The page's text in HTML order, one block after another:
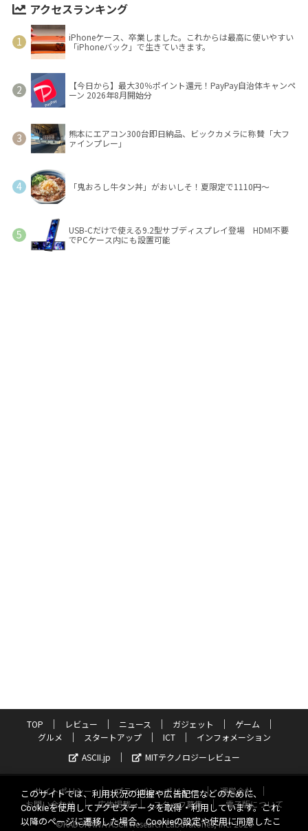
アクセスランキング
iPhoneケース、卒業しました。これからは最高に使いやすい
「iPhoneバック」で生きていきます。
【今日から】最大30％ポイント還元！PayPay自治体キャンペ
ーン 2026年8月開始分
熊本にエアコン300台即日納品、ビックカメラに称賛「大フ
ァインプレー」
「鬼おろし牛タン丼」がおいしそ！夏限定で1110円～
USB-Cだけで使える9.2型サブディスプレイ登場 HDMI不要
でPCケース内にも設置可能
TOP レビュー ニュース ガジェット
ゲーム
グルメ
スタートアップ ICT
インフォメーション
ASCII.jp
MITテクノロジーレビュー
サイトポリシー プライバシーポリシー
運営会社
お問い合わせ
広告掲載 スタッフ募集
電子版について
©KADOKAWA ASCII Research Laboratories, Inc. 2026
このサイトでは、利用状況の把握や広告配信などのために、
Cookieを使用してアクセスデータを取得・利用しています。これ
以降のページに遷移した場合、Cookieの設定や使用に同意したこ